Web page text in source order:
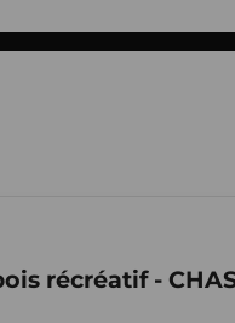
récréatif -